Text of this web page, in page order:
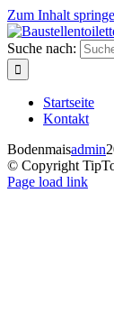
Zum Inhalt
Suche nach:
Startseite
Kontakt
Bodenmaisadmin
© Copyright
Page load link